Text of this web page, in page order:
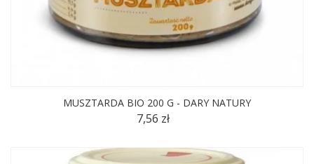
MUSZTARDA BIO 200 G - DARY NATURY
7,56 zł